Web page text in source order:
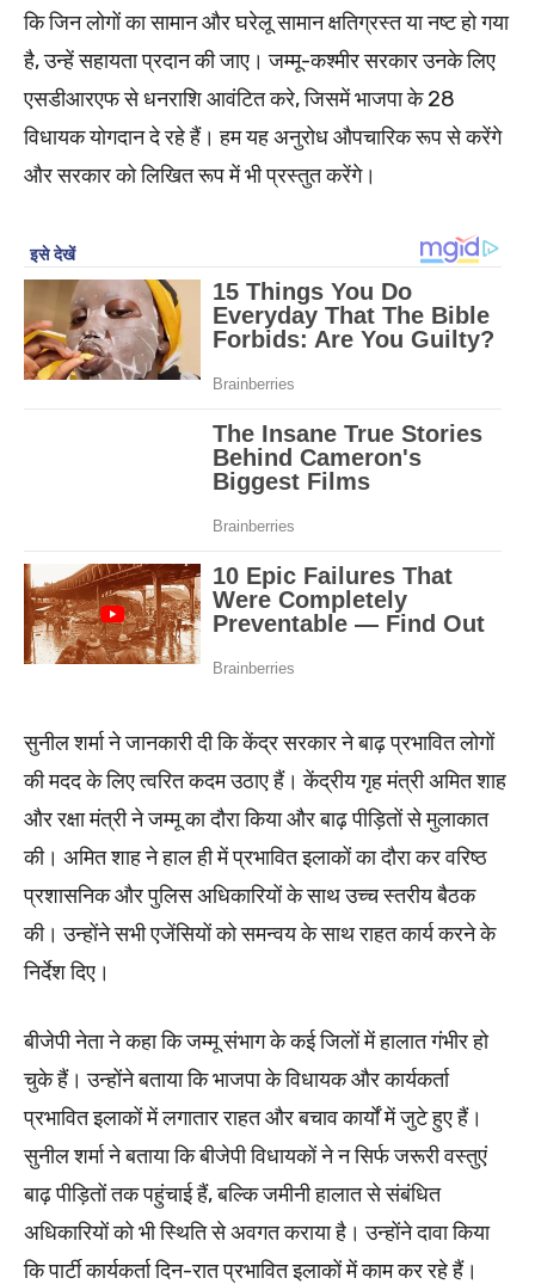
कि जिन लोगों का सामान और घरेलू सामान क्षतिग्रस्त या नष्ट हो गया
है, उन्हें सहायता प्रदान की जाए। जम्मू-कश्मीर सरकार उनके लिए
एसडीआरएफ से धनराशि आवंटित करे, जिसमें भाजपा के 28
विधायक योगदान दे रहे हैं। हम यह अनुरोध औपचारिक रूप से करेंगे
और सरकार को लिखित रूप में भी प्रस्तुत करेंगे।
सुनील शर्मा ने जानकारी दी कि केंद्र सरकार ने बाढ़ प्रभावित लोगों
की मदद के लिए त्वरित कदम उठाए हैं। केंद्रीय गृह मंत्री अमित शाह
और रक्षा मंत्री ने जम्मू का दौरा किया और बाढ़ पीड़ितों से मुलाकात
की। अमित शाह ने हाल ही में प्रभावित इलाकों का दौरा कर वरिष्ठ
प्रशासनिक और पुलिस अधिकारियों के साथ उच्च स्तरीय बैठक
की। उन्होंने सभी एजेंसियों को समन्वय के साथ राहत कार्य करने के
निर्देश दिए।
बीजेपी नेता ने कहा कि जम्मू संभाग के कई जिलों में हालात गंभीर हो
चुके हैं। उन्होंने बताया कि भाजपा के विधायक और कार्यकर्ता
प्रभावित इलाकों में लगातार राहत और बचाव कार्यों में जुटे हुए हैं।
सुनील शर्मा ने बताया कि बीजेपी विधायकों ने न सिर्फ जरूरी वस्तुएं
बाढ़ पीड़ितों तक पहुंचाई हैं, बल्कि जमीनी हालात से संबंधित
अधिकारियों को भी स्थिति से अवगत कराया है। उन्होंने दावा किया
कि पार्टी कार्यकर्ता दिन-रात प्रभावित इलाकों में काम कर रहे हैं।